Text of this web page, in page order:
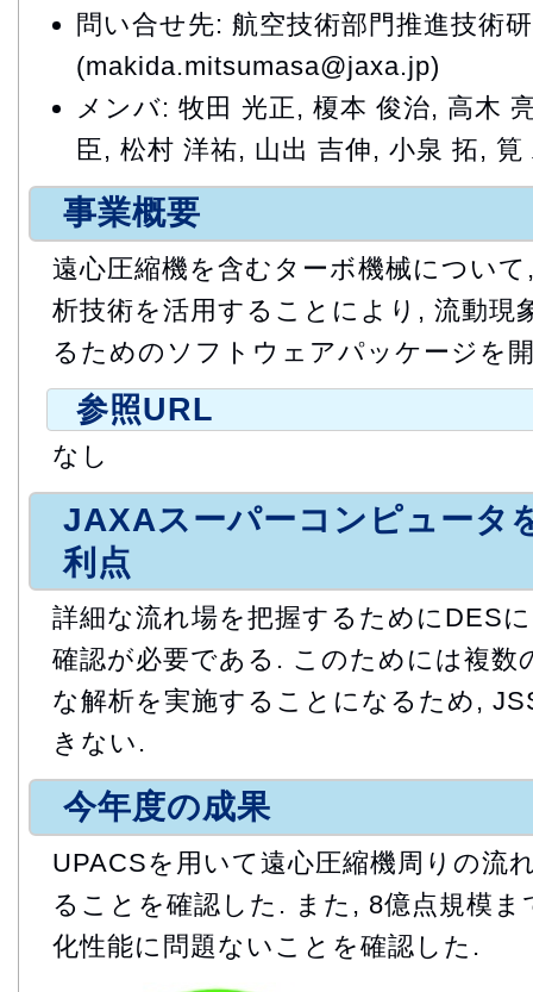
問い合せ先: 航空技術部門推進技術
(makida.mitsumasa@jaxa.jp)
メンバ: 牧田 光正, 榎本 俊治, 高木
臣, 松村 洋祐, 山出 吉伸, 小泉 拓, 筧
事業概要
遠心圧縮機を含むターボ機械につい
析技術を活用することにより, 流動現
るためのソフトウェアパッケージを
参照URL
なし
JAXAスーパーコンピュータ
利点
詳細な流れ場を把握するためにDES
確認が必要である. このためには複数
な解析を実施することになるため,
きない.
今年度の成果
UPACSを用いて遠心圧縮機周りの流
ることを確認した. また, 8億点規模
化性能に問題ないことを確認した.